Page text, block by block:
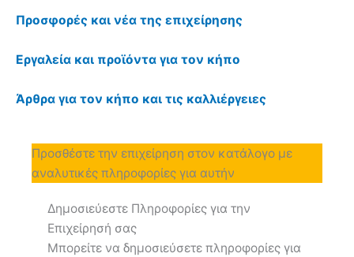
Προσφορές και νέα της επιχείρησης
Εργαλεία και προϊόντα για τον κήπο
Άρθρα για τον κήπο και τις καλλιέργειες
Προσθέστε την επιχείρηση στον κατάλογο με
αναλυτικές πληροφορίες για αυτήν
Δημοσιεύεστε Πληροφορίες για την
Επιχείρησή σας
Μπορείτε να δημοσιεύσετε πληροφορίες για